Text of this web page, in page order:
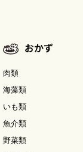
おかず
肉類
海藻類
いも類
魚介類
野菜類